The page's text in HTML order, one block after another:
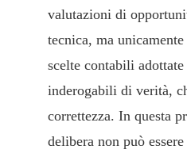
valutazioni di
tecnica, ma
scelte contabili
inderogabili di verità,
correttezza. In questa
delibera non può